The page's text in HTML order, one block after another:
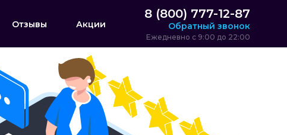
Отзывы Акции
8 (800) 777-12-87
Обратный звонок
Ежедневно с 9:00 до 22:00